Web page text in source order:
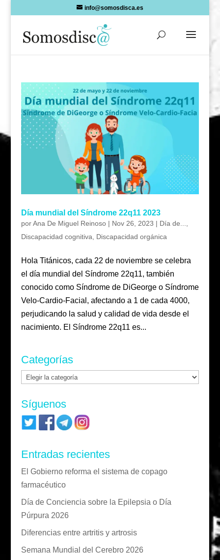
info@somosdisca.es
Día mundial del Síndrome 22q11 2023
porAna De Miguel Reinoso| Nov 26, 2023 | Día de...
Discapacidad cognitiva
Discapacidad orgánica
Hola Titánicos, cada 22 de noviembre se celebra
el día mundial del Síndrome 22q11, también
conocido como Síndrome de DiGeorge o Síndrome
Velo-Cardio-Facial, afectando a 1 de cada 4000,
perjudicando la salud y calidad de vida desde el
nacimiento. El Síndrome 22q11 es...
Categorías
Categorías
Síguenos
Entradas recientes
El Gobierno reforma el sistema de copago
farmacéutico
Día de Conciencia sobre la Epilepsia o Día
Púrpura 2026
Diferencias entre artritis y artrosis
Semana Mundial del Cerebro 2026